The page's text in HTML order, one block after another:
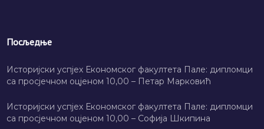
Посљедње
Историјски успјех Економског факултета Пале: дипломци
са просјечном оцјеном 10,00 – Петар Марковић
Историјски успјех Економског факултета Пале: дипломци
са просјечном оцјеном 10,00 – Софија Шкипина